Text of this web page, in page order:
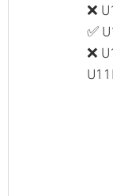
❌
✅
❌